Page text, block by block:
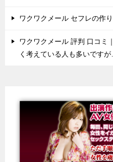
ワクワクメール セフレの作
ワクワクメール 評判 口コミ
く考えている人も多いですが